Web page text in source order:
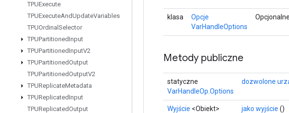
TPUExecute
TPUExecuteAndUpdateVariables
TPUOrdinal Selector
TPUPartitionedInput
TPUPartitionedInputV2
TPUPartitionedOutput
TPUPartitionedOutputV2
TPUReplicateMetadata
TPUReplicatedInput
TPUReplicatedOutput
klasa
Opcje
VarHandleOptions
Metody publiczne
statyczne
VarHandleOp.Options
dozwolone
Wyjście <Obiekt> jako wyjście ()